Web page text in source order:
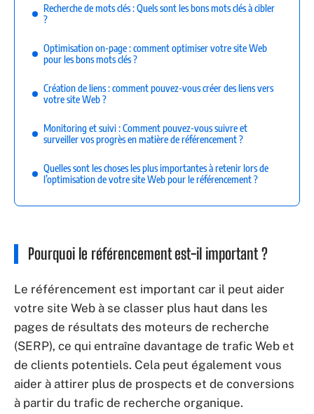
Recherche de mots clés : Quels sont les bons mots clés à cibler
?
Optimisation on-page : comment optimiser votre site Web
pour les bons mots clés ?
Création de liens : comment pouvez-vous créer des liens vers
votre site Web ?
Monitoring et suivi : Comment pouvez-vous suivre et
surveiller vos progrès en matière de référencement ?
Quelles sont les choses les plus importantes à retenir lors de
l’optimisation de votre site Web pour le référencement ?
Pourquoi le référencement est-il important ?
Le référencement est important car il peut aider
votre site Web à se classer plus haut dans les
pages de résultats des moteurs de recherche
(SERP), ce qui entraîne davantage de trafic Web et
de clients potentiels. Cela peut également vous
aider à attirer plus de prospects et de conversions
à partir du trafic de recherche organique.